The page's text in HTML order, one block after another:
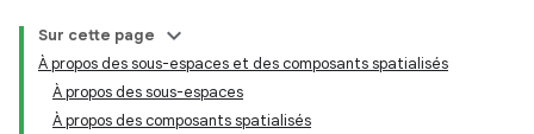
Sur cette page
À propos des sous-espaces et des composants spatialisés
À propos des sous-espaces
À propos des composants spatialisés